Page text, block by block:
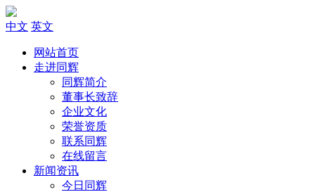
中文 英文
网站首页
走进同辉
同辉简介
董事长致辞
企业文化
荣誉资质
联系同辉
在线留言
新闻资讯
今日同辉